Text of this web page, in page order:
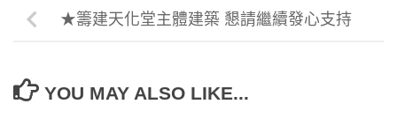
★籌建天化堂主體建築 懇請繼續發心支持
YOU MAY ALSO LIKE...